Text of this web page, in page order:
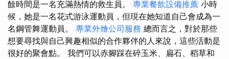
餘時間是一名充滿熱情的救生員。 專業餐飲設備推薦 小時
候，她是一名花式游泳運動員，但現在她知道自己會成為一
名鋼管舞運動員。 專業外燴公司服務 總而言之，對於那些
想要尋找與自己興趣相似的合作夥伴的人來說，這些活動是
很好的聚會點。 我們可以赤腳踩在碎玉米、扁石、稻草和